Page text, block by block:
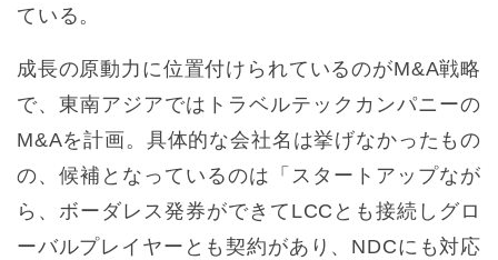
ている。
成長の原動力に位置付けられているのがM&A戦略
で、東南アジアではトラベルテックカンパニーの
M&Aを計画。具体的な会社名は挙げなかったもの
の、候補となっているのは「スタートアップなが
ら、ボーダレス発券ができてLCCとも接続しグロ
ーバルプレイヤーとも契約があり、NDCにも対応